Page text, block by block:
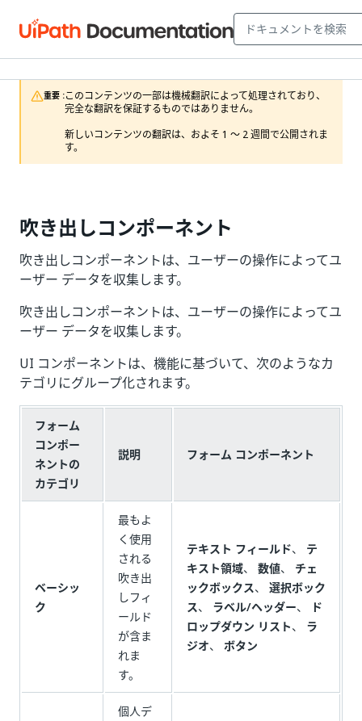
重要 :このコンテンツの一部は機械翻訳によって処理されており、
完全な翻訳を保証するものではありません。
新しいコンテンツの翻訳は、およそ 1 ～ 2 週間で公開されま
す。
吹き出しコンポーネント
吹き出しコンポーネントは、ユーザーの操作によってユ
ーザー データを収集します。
吹き出しコンポーネントは、ユーザーの操作によってユ
ーザー データを収集します。
UI コンポーネントは、機能に基づいて、次のようなカ
テゴリにグループ化されます。
フォーム
コンポー
ネントの
カテゴリ
説明 フォーム コンポーネント
ベーシッ
ク
最もよ
く使用
される
吹き出
しフィ
ールド
が含ま
れま
す。
テキスト フィールド、 テ
キスト領域、 数値、 チェ
ックボックス、 選択ボック
ス、 ラベル/ヘッダー、
ド
ロップダウン リスト、 ラ
ジオ、 ボタン
個人デ